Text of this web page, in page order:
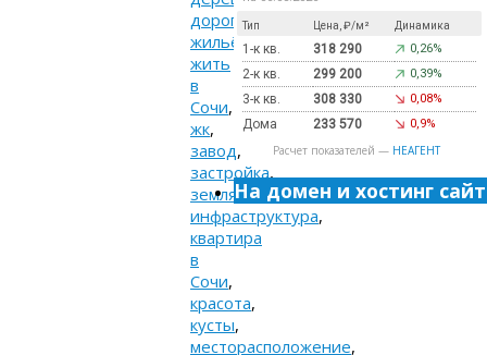
дороги,
жильё ,
жить
в
Сочи,
жк,
завод,
застройка,
земля,
инфраструктура,
квартира
в
Сочи,
красота,
кусты,
месторасположение,
Тип Цена, ₽/м² Динамика
1-к кв. 318 290 0,26%
2-к кв. 299 200 0,39%
3-к кв. 308 330 0,08%
Дома 233 570 0,9%
Расчет показателей — НЕАГЕНТ
На домен и хостинг